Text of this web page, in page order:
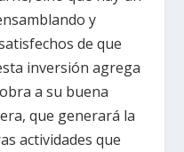
y
de que
inversión agrega
a su buena
que generará la
actividades que